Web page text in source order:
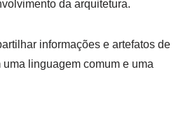
da arquitetura.
informações e artefatos de
linguagem comum e uma